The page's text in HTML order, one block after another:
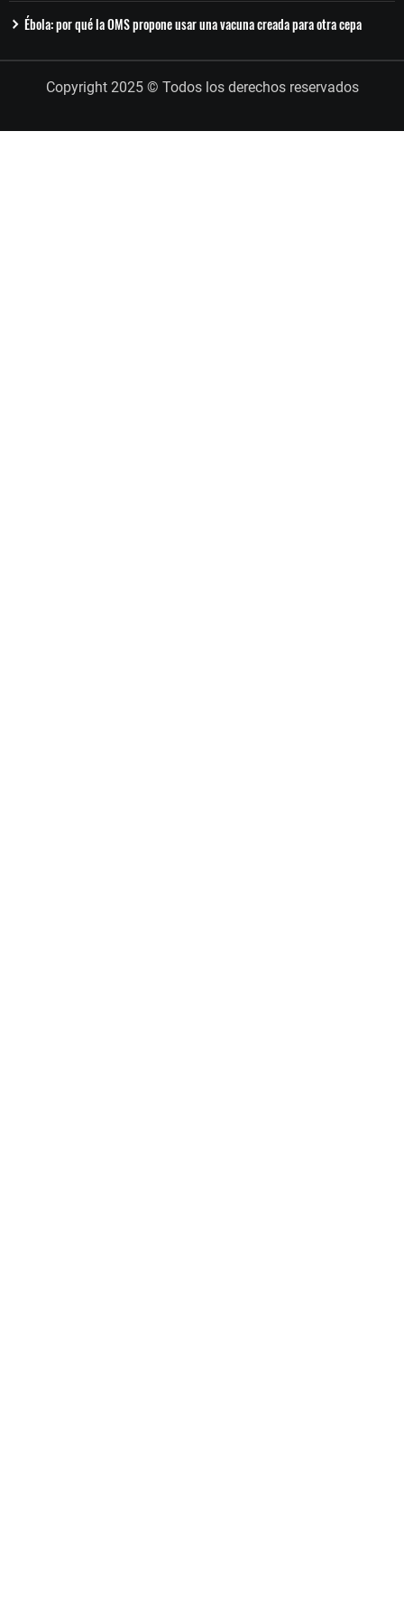
Ébola: por qué la OMS propone usar una vacuna creada para otra cepa
Copyright 2025 © Todos los derechos reservados